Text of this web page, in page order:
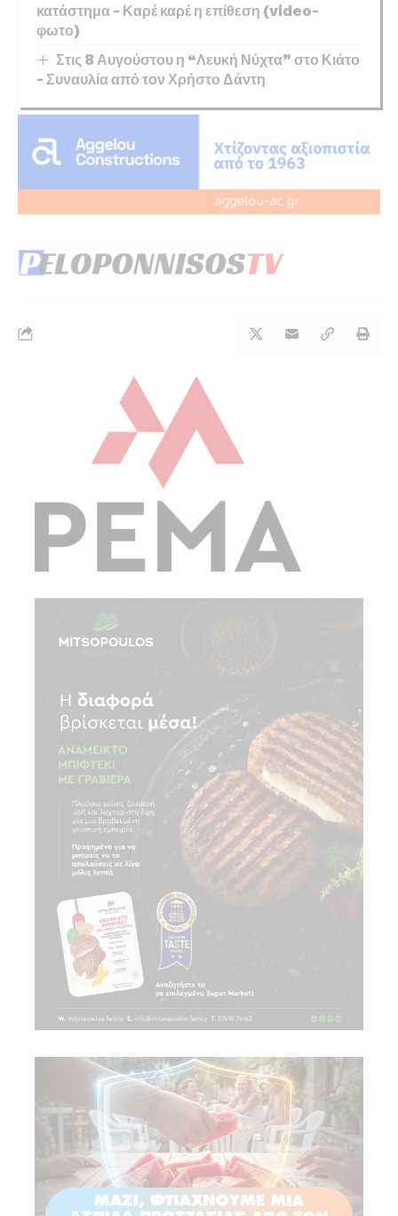
κατάστημα – Καρέ καρέ η επίθεση (video-
φωτο)
Στις 8 Αυγούστου η “Λευκή Νύχτα” στο Κιάτο
– Συναυλία από τον Χρήστο Δάντη